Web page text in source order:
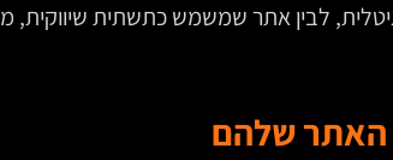
לבין אתר שמשמש כתשתית שיווקית,
האתר שלהם